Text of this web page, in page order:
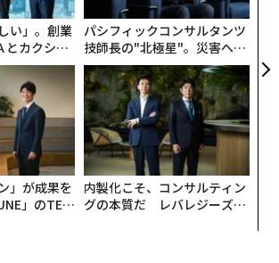
サウェイの退任予定であるCEOのウォ
ト氏（95歳）は、木曜日午後の時点で
億円）資産を増やし、推定純資産額が
（約23兆1800億円）の大台を超えた。
木曜日に資産価値が上昇した世界の富
で唯一の人物だった。
い」。創業
とカクシン
、AIを超え
パシフィックコンサルタンツ
技師長の"北極星"。災害への
無力感を乗り越え見つけた、
防災一筋20年の答え
」が成果を
」のTEN
内製化こそ、コンサルティン
グの本質だ レバレジーズが